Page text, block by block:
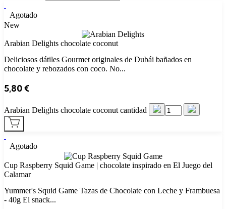
Agotado
New
Arabian Delights chocolate coconut
Deliciosos dátiles Gourmet originales de Dubái bañados en
chocolate y rebozados con coco. No...
5,80€
Arabian Delights chocolate coconut cantidad
Agotado
Cup Raspberry Squid Game | chocolate inspirado en El Juego del
Calamar
Yummer's Squid Game Tazas de Chocolate con Leche y Frambuesa
- 40g El snack...